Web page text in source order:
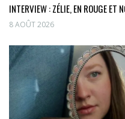
INTERVIEW : ZÉLIE, EN ROUGE ET
8 AOÛT 2026